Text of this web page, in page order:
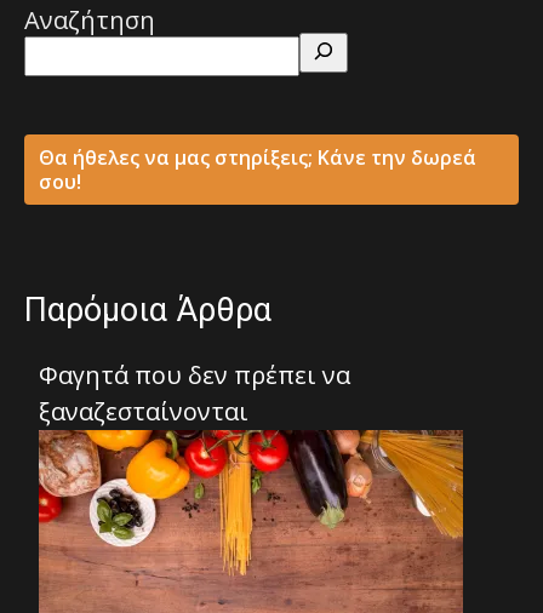
Αναζήτηση
Θα ήθελες να μας στηρίξεις; Κάνε την δωρεά
σου!
Παρόμοια Άρθρα
Φαγητά που δεν πρέπει να
ξαναζεσταίνονται